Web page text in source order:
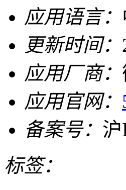
应用语言：
更新时间：
应用厂商：
应用官网：
备案号： 沪
标签：